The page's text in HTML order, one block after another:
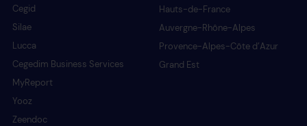
Cegid
Silae
Lucca
Cegedim Business Services
MyReport
Yooz
Zeendoc
Hauts-de-France
Auvergne-Rhône-Alpes
Provence-Alpes-Côte d’Azur
Grand Est